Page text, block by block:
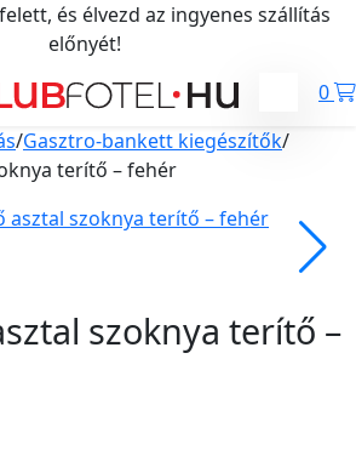
és élvezd az ingyenes szállítás
előnyét!
0
/Gasztro-bankett kiegészítők/
terítő – fehér
szoknya terítő –